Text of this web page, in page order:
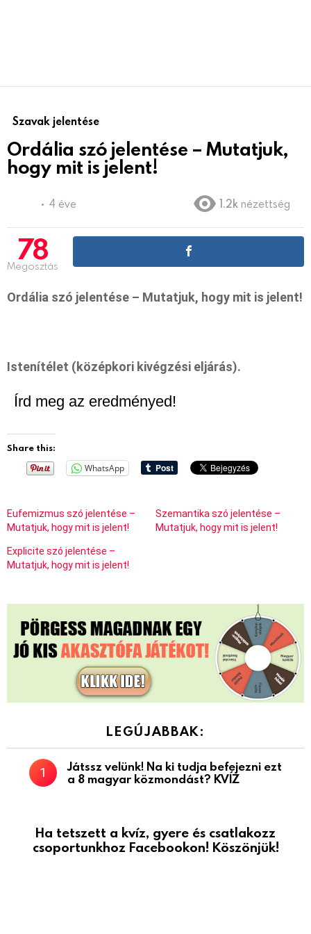
Szavak jelentése
Ordália szó jelentése – Mutatjuk,
hogy mit is jelent!
4 éve 1.2k nézettség
78
Megosztás
Ordália szó jelentése – Mutatjuk, hogy mit is jelent!
Istenítélet (középkori kivégzési eljárás).
Írd meg az eredményed!
Share this:
WhatsApp
Eufemizmus szó jelentése –
Mutatjuk, hogy mit is jelent!
Szemantika szó jelentése –
Mutatjuk, hogy mit is jelent!
Explicite szó jelentése –
Mutatjuk, hogy mit is jelent!
LEGÚJABBAK:
Játssz velünk! Na ki tudja befejezni ezt
a 8 magyar közmondást? KVÍZ
Ha tetszett a kvíz, gyere és csatlakozz
csoportunkhoz Facebookon! Köszönjük!